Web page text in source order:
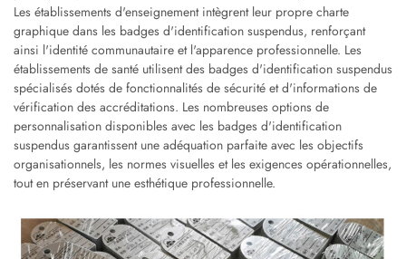
Les établissements d'enseignement intègrent leur propre charte
graphique dans les badges d'identification suspendus, renforçant
ainsi l'identité communautaire et l'apparence professionnelle. Les
établissements de santé utilisent des badges d'identification suspendus
spécialisés dotés de fonctionnalités de sécurité et d'informations de
vérification des accréditations. Les nombreuses options de
personnalisation disponibles avec les badges d'identification
suspendus garantissent une adéquation parfaite avec les objectifs
organisationnels, les normes visuelles et les exigences opérationnelles,
tout en préservant une esthétique professionnelle.